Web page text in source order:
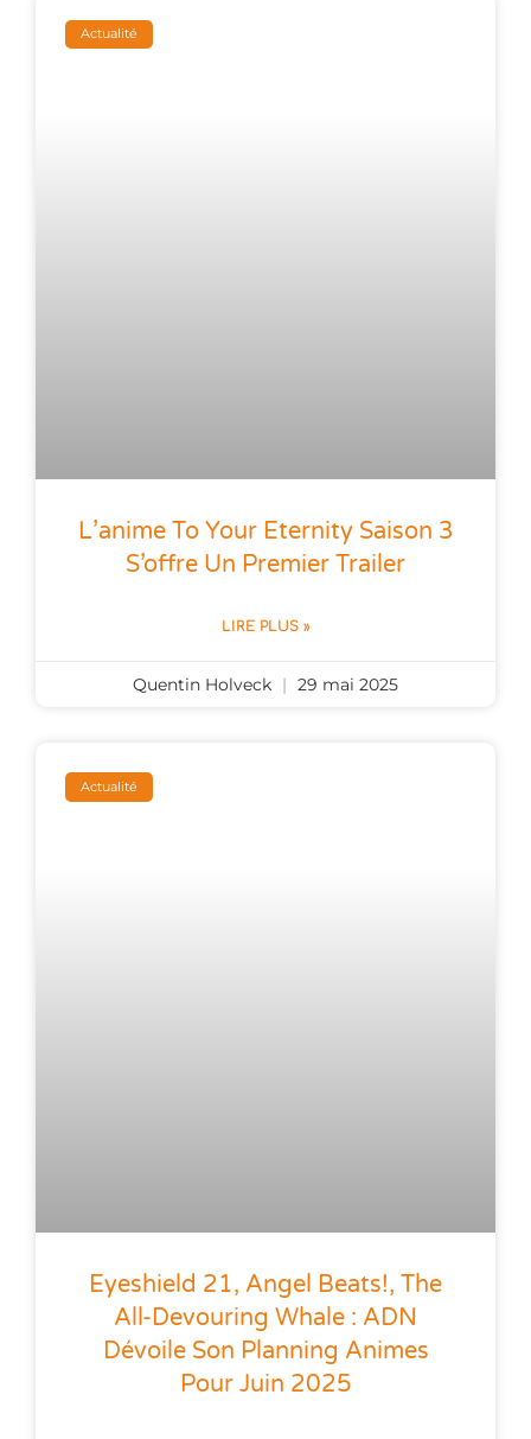
Actualité
L’anime To Your Eternity Saison 3
S’offre Un Premier Trailer
LIRE PLUS »
Quentin Holveck 29 mai 2025
Actualité
Eyeshield 21, Angel Beats!, The
All-Devouring Whale : ADN
Dévoile Son Planning Animes
Pour Juin 2025